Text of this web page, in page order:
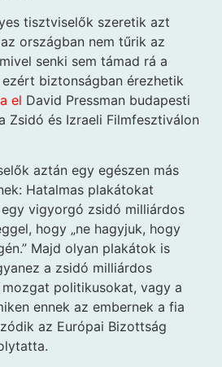
tisztviselők szeretik azt
országban nem tűrik az
senki sem támad rá a
biztonságban érezhetik
el David Pressman budapesti
Zsidó és Izraeli Filmfesztiválon
aztán egy egészen más
Hatalmas plakátokat
vigyorgó zsidó milliárdos
hogy „ne hagyjuk, hogy
Majd olyan plakátok is
a zsidó milliárdos
politikusokat, vagy a
ennek az embernek a fia
az Európai Bizottság